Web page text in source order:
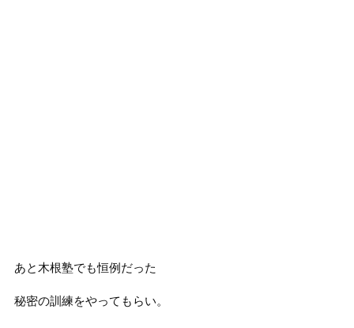
あと木根塾でも恒例だった
秘密の訓練をやってもらい。